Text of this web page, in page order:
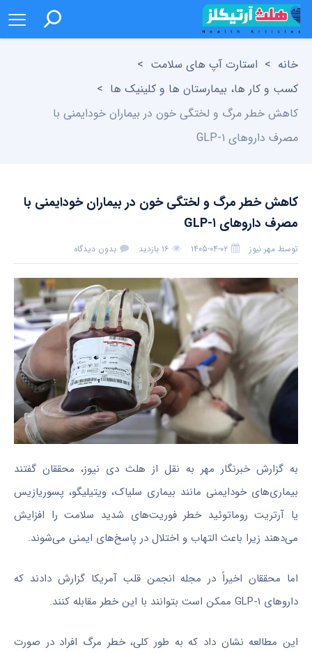
خانه > استارت آپ های سلامت >
کسب و کار ها، بیمارستان ها و کلینیک ها >
کاهش خطر مرگ و لختگی خون در بیماران خودایمنی با
مصرف داروهای GLP-۱
کاهش خطر مرگ و لختگی خون در بیماران خودایمنی با
مصرف داروهای GLP-۱
توسط مهر نیوز ۱۴۰۵-۰۴-۰۲ ۱۶ بازدید بدون دیدگاه
به گزارش خبرنگار مهر به نقل از هلث دی نیوز، محققان گفتند
بیماری‌های خودایمنی مانند بیماری سلیاک، ویتیلیگو، پسوریازیس
یا آرتریت روماتوئید خطر فوریت‌های شدید سلامت را افزایش
می‌دهند زیرا باعث التهاب و اختلال در پاسخ‌های ایمنی می‌شوند.
اما محققان اخیراً در مجله انجمن قلب آمریکا گزارش دادند که
داروهای GLP-۱ ممکن است بتوانند با این خطر مقابله کنند.
این مطالعه نشان داد که به طور کلی، خطر مرگ افراد در صورت